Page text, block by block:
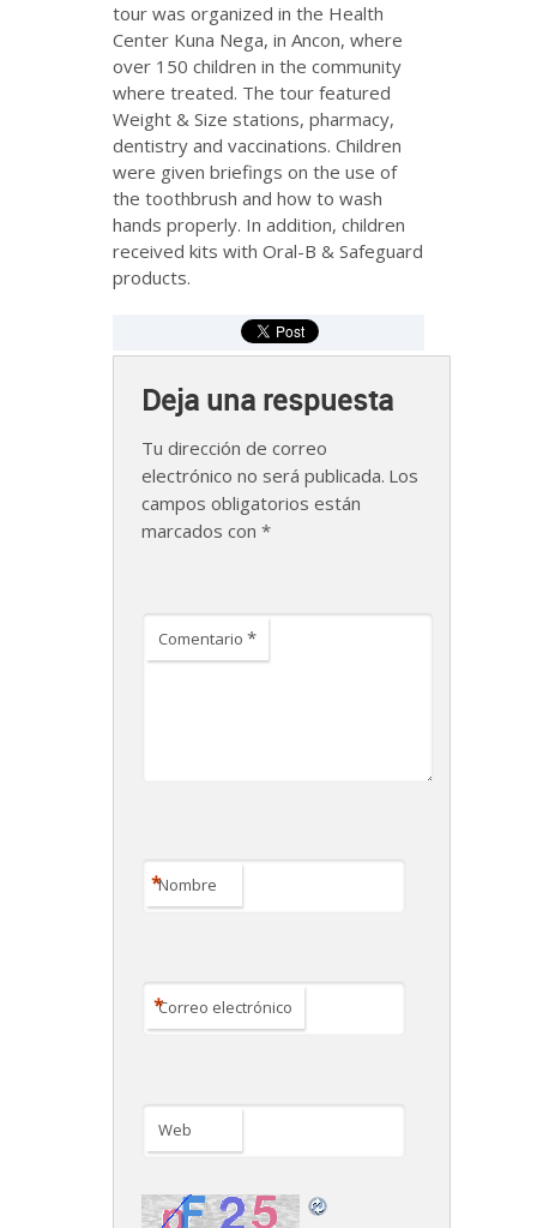
tour was organized in the Health
Center Kuna Nega, in Ancon, where
over 150 children in the community
where treated. The tour featured
Weight & Size stations, pharmacy,
dentistry and vaccinations. Children
were given briefings on the use of
the toothbrush and how to wash
hands properly. In addition, children
received kits with Oral-B & Safeguard
products.
Deja una respuesta
Tu dirección de correo
electrónico no será publicada. Los
campos obligatorios están
marcados con *
Comentario *
Nombre
*
Correo electrónico
*
Web